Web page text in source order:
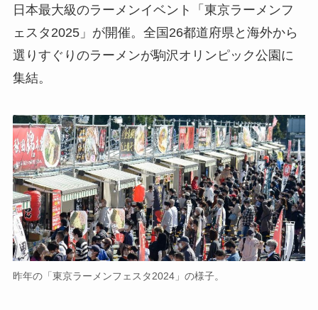
日本最大級のラーメンイベント「東京ラーメンフ
ェスタ2025」が開催。全国26都道府県と海外から
選りすぐりのラーメンが駒沢オリンピック公園に
集結。
昨年の「東京ラーメンフェスタ2024」の様子。